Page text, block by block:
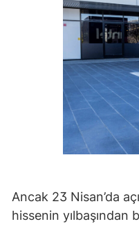
Ancak 23 Nisan’da
hissenin